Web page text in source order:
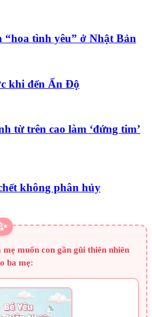
“hoa tình yêu” ở Nhật Bản
khi đến Ấn Độ
từ trên cao làm ‘đứng tim’
không phân hủy
muốn con gần gũi thiên nhiên
ba mẹ: